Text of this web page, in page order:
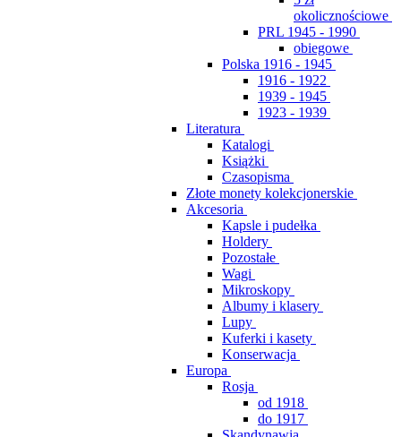
okolicznościowe
PRL 1945 - 1990
obiegowe
Polska 1916 - 1945
1916 - 1922
1939 - 1945
1923 - 1939
Literatura
Katalogi
Książki
Czasopisma
Złote monety kolekcjonerskie
Akcesoria
Kapsle i pudełka
Holdery
Pozostałe
Wagi
Mikroskopy
Albumy i klasery
Lupy
Kuferki i kasety
Konserwacja
Europa
Rosja
od 1918
do 1917